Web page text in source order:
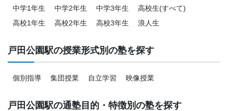
中学1年生
中学2年生 中学3年生
高校生(すべて)
高校1年生
高校2年生 高校3年生 浪人生
戸田公園駅の授業形式別の塾を探す
個別指導 集団授業 自立学習 映像授業
戸田公園駅の通塾目的・特徴別の塾を探す